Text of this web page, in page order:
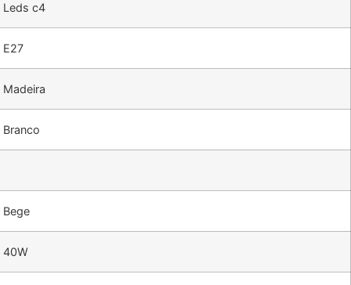
Leds c4
E27
Madeira
Branco
Bege
40W